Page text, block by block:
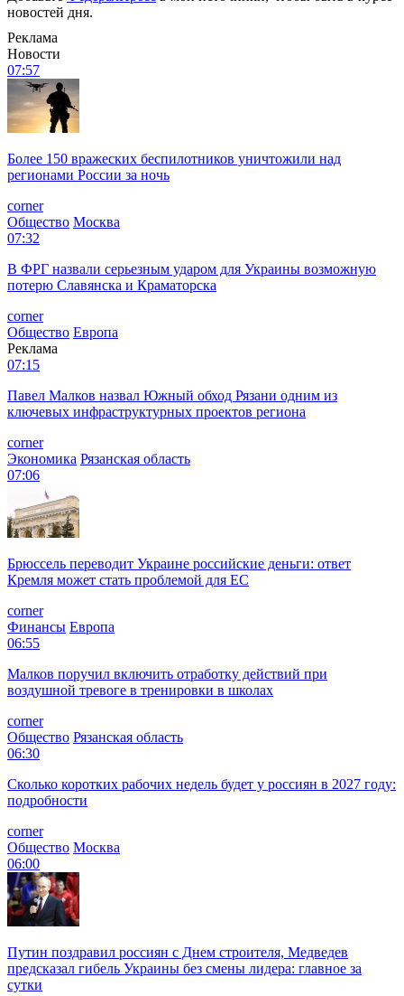
новостей дня.
Реклама
Новости
07:57
Более 150 вражеских беспилотников уничтожили над
регионами России за ночь
corner
Общество Москва
07:32
В ФРГ назвали серьезным ударом для Украины возможную
потерю Славянска и Краматорска
corner
Общество Европа
Реклама
07:15
Павел Малков назвал Южный обход Рязани одним из
ключевых инфраструктурных проектов региона
corner
Экономика Рязанская область
07:06
Брюссель переводит Украине российские деньги: ответ
Кремля может стать проблемой для EC
corner
Финансы Европа
06:55
Малков поручил включить отработку действий при
воздушной тревоге в тренировки в школах
corner
Общество Рязанская область
06:30
Сколько коротких рабочих недель будет у россиян в 2027 году:
подробности
corner
Общество Москва
06:00
Путин поздравил россиян с Днем строителя, Медведев
предсказал гибель Украины без смены лидера: главное за
сутки